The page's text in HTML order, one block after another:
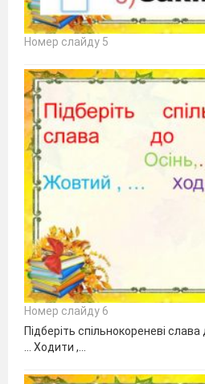
Номер слайду 5
Номер слайду 6
Підберіть спільнокореневі
… Ходити ,…